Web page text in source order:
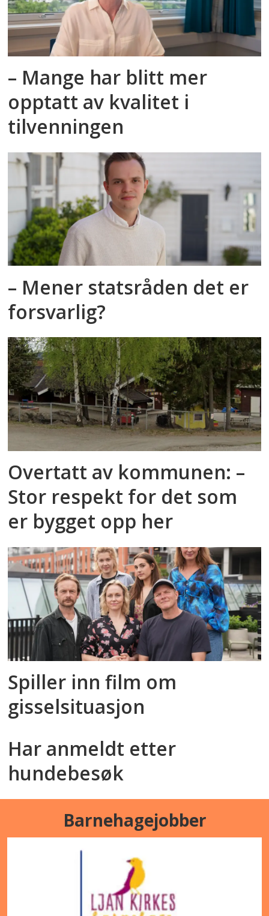
– Mange har blitt mer
opptatt av kvalitet i
tilvenningen
– Mener statsråden det er
forsvarlig?
Overtatt av kommunen: –
Stor respekt for det som
er bygget opp her
Spiller inn film om
gisselsituasjon
Har anmeldt etter
hundebesøk
Barnehagejobber